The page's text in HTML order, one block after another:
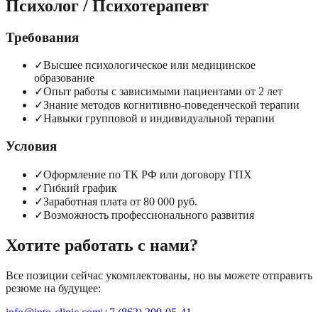
Психолог / Психотерапевт
Требования
✓Высшее психологическое или медицинское
образование
✓Опыт работы с зависимыми пациентами от 2 лет
✓Знание методов когнитивно-поведенческой терапии
✓Навыки групповой и индивидуальной терапии
Условия
✓Оформление по ТК РФ или договору ГПХ
✓Гибкий график
✓Заработная плата от 80 000 руб.
✓Возможность профессионального развития
Хотите работать с нами?
Все позиции сейчас укомплектованы, но вы можете отправить
резюме на будущее: